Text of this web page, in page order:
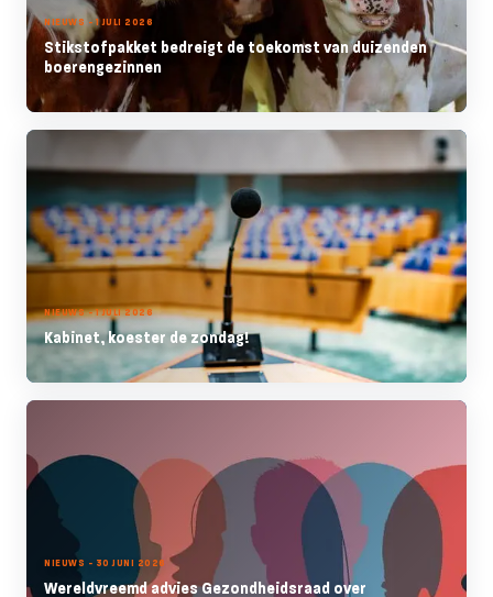
NIEUWS - 1 JULI 2026
Stikstofpakket bedreigt de toekomst van duizenden
boerengezinnen
NIEUWS - 1 JULI 2026
Kabinet, koester de zondag!
NIEUWS - 30 JUNI 2026
Wereldvreemd advies Gezondheidsraad over